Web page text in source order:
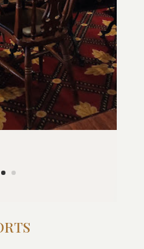
de chaque visite une